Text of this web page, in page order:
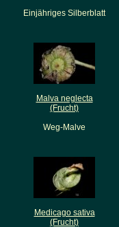
Einjähriges Silberblatt
Malva neglecta
(Frucht)
Weg-Malve
Medicago sativa
(Frucht)